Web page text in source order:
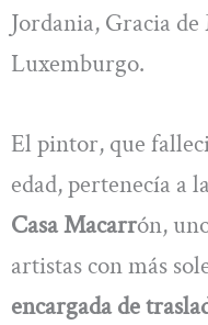
Jordania, Gracia
Luxemburgo.
El pintor, que
edad, pertenecía a
Casa Macarrón,
artistas con más
encargada de